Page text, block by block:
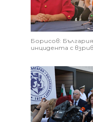
Борисов:
инцидента с